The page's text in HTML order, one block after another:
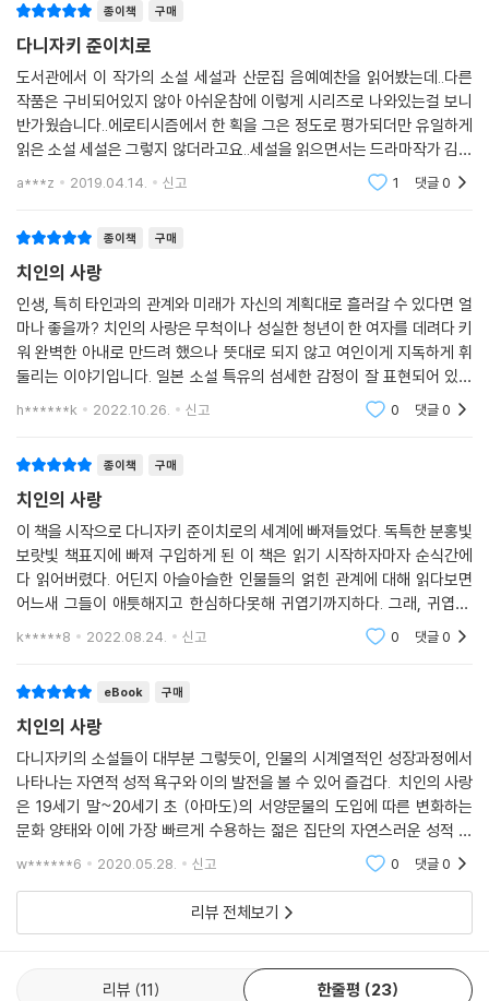
종이책 구매
다니자키 준이치로
도서관에서 이 작가의 소설 세설과 산문집 음예예찬을 읽어봤는데..다른
작품은 구비되어있지 않아 아쉬운참에 이렇게 시리즈로 나와있는걸 보니
반가웠습니다..에로티시즘에서 한 획을 그은 정도로 평가되더만 유일하게
읽은 소설 세설은 그렇지 않더라고요..세설을 읽으면서는 드라마작가 김수
현씨가 이 책을 읽었을테지라고 생각했었습니다..치인의 사랑은 구매한지
a***z 2019.04.14. 신고 1 댓글0
종이책 구매
치인의 사랑
인생, 특히 타인과의 관계와 미래가 자신의 계획대로 흘러갈 수 있다면 얼
마나 좋을까? 치인의 사랑은 무척이나 성실한 청년이 한 여자를 데려다 키
워 완벽한 아내로 만드려 했으나 뜻대로 되지 않고 여인이게 지독하게 휘
둘리는 이야기입니다. 일본 소설 특유의 섬세한 감정이 잘 표현되어 있는
소설이에요. 흔히 예상할 수 있는 전개와 다르게 흘러가 흥미진진합니다.
h******k 2022.10.26. 신고 0 댓글0
종이책 구매
치인의 사랑
이 책을 시작으로 다니자키 준이치로의 세계에 빠져들었다. 독특한 분홍빛
보랏빛 책표지에 빠져 구입하게 된 이 책은 읽기 시작하자마자 순식간에
다 읽어버렸다. 어딘지 아슬아슬한 인물들의 얽힌 관계에 대해 읽다보면
어느새 그들이 애틋해지고 한심하다못해 귀엽기까지하다. 그래, 귀엽다.
내가 이들을 귀엽게 느끼게 한 것에는 물론 다니자키 준이치로의 캐릭터
k*****8 2022.08.24. 신고 0 댓글0
eBook 구매
치인의 사랑
다니자키의 소설들이 대부분 그렇듯이, 인물의 시계열적인 성장과정에서
나타나는 자연적 성적 욕구와 이의 발전을 볼 수 있어 즐겁다. 치인의 사랑
은 19세기 말~20세기 초 (아마도)의 서양문물의 도입에 따른 변화하는
문화 양태와 이에 가장 빠르게 수용하는 젊은 집단의 자연스러운 성적 욕
구를 주도면밀하게 묘사하고 있다. 단순히 서양문물에 대한 맹목적인 숭
w******6 2020.05.28. 신고 0 댓글0
리뷰 전체보기
리뷰 11 한줄평 23